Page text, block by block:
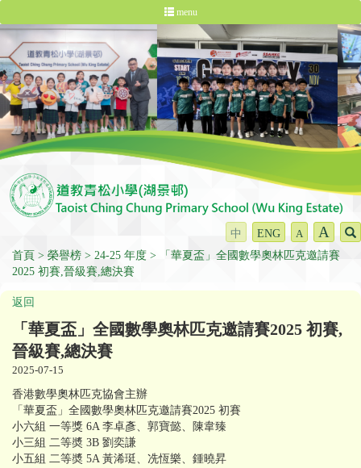
menu
中 ENG A A
首頁 榮譽榜 24-25 年度
「華夏盃」全國數學奧林匹克邀請賽
2025 初賽,晉級賽,總決賽
返回
「華夏盃」全國數學奧林匹克邀請賽2025 初賽,
晉級賽,總決賽
2025-07-15
香港數學奧林匹克協會主辦
「華夏盃」全國數學奧林匹克邀請賽2025 初賽
小六組 一等獎 6A 李卓彥、郭寶懿、陳韋臻
小三組 二等奬 3B 劉奕謙
小五組 二等奬 5A 黃浠珽、冼恆樂、鍾曉昇